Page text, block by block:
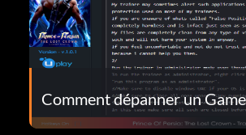
Comment dépanner un